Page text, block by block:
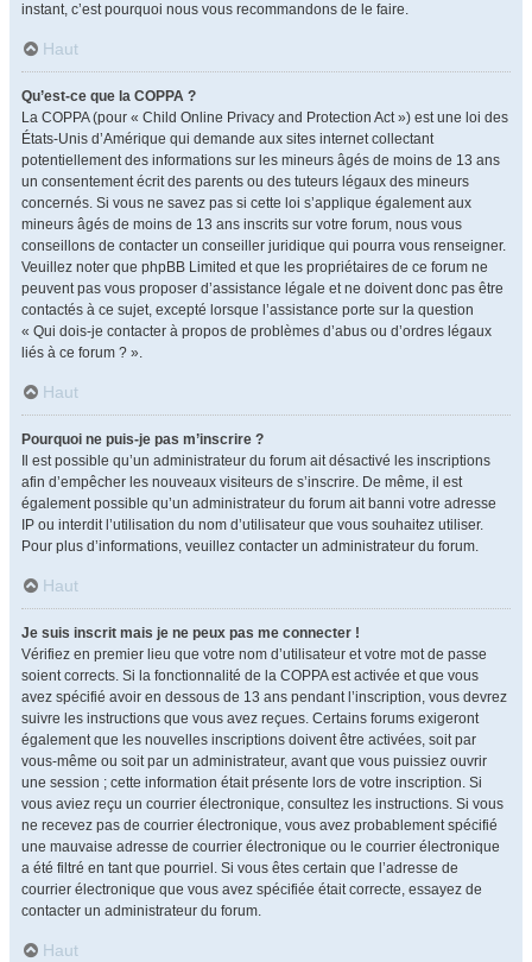
instant, c’est pourquoi nous vous recommandons de le faire.
Haut
Qu’est-ce que la COPPA ?
La COPPA (pour « Child Online Privacy and Protection Act ») est une loi des
États-Unis d’Amérique qui demande aux sites internet collectant
potentiellement des informations sur les mineurs âgés de moins de 13 ans
un consentement écrit des parents ou des tuteurs légaux des mineurs
concernés. Si vous ne savez pas si cette loi s’applique également aux
mineurs âgés de moins de 13 ans inscrits sur votre forum, nous vous
conseillons de contacter un conseiller juridique qui pourra vous renseigner.
Veuillez noter que phpBB Limited et que les propriétaires de ce forum ne
peuvent pas vous proposer d’assistance légale et ne doivent donc pas être
contactés à ce sujet, excepté lorsque l’assistance porte sur la question
« Qui dois-je contacter à propos de problèmes d’abus ou d’ordres légaux
liés à ce forum ? ».
Haut
Pourquoi ne puis-je pas m’inscrire ?
Il est possible qu’un administrateur du forum ait désactivé les inscriptions
afin d’empêcher les nouveaux visiteurs de s’inscrire. De même, il est
également possible qu’un administrateur du forum ait banni votre adresse
IP ou interdit l’utilisation du nom d’utilisateur que vous souhaitez utiliser.
Pour plus d’informations, veuillez contacter un administrateur du forum.
Haut
Je suis inscrit mais je ne peux pas me connecter !
Vérifiez en premier lieu que votre nom d’utilisateur et votre mot de passe
soient corrects. Si la fonctionnalité de la COPPA est activée et que vous
avez spécifié avoir en dessous de 13 ans pendant l’inscription, vous devrez
suivre les instructions que vous avez reçues. Certains forums exigeront
également que les nouvelles inscriptions doivent être activées, soit par
vous-même ou soit par un administrateur, avant que vous puissiez ouvrir
une session ; cette information était présente lors de votre inscription. Si
vous aviez reçu un courrier électronique, consultez les instructions. Si vous
ne recevez pas de courrier électronique, vous avez probablement spécifié
une mauvaise adresse de courrier électronique ou le courrier électronique
a été filtré en tant que pourriel. Si vous êtes certain que l’adresse de
courrier électronique que vous avez spécifiée était correcte, essayez de
contacter un administrateur du forum.
Haut